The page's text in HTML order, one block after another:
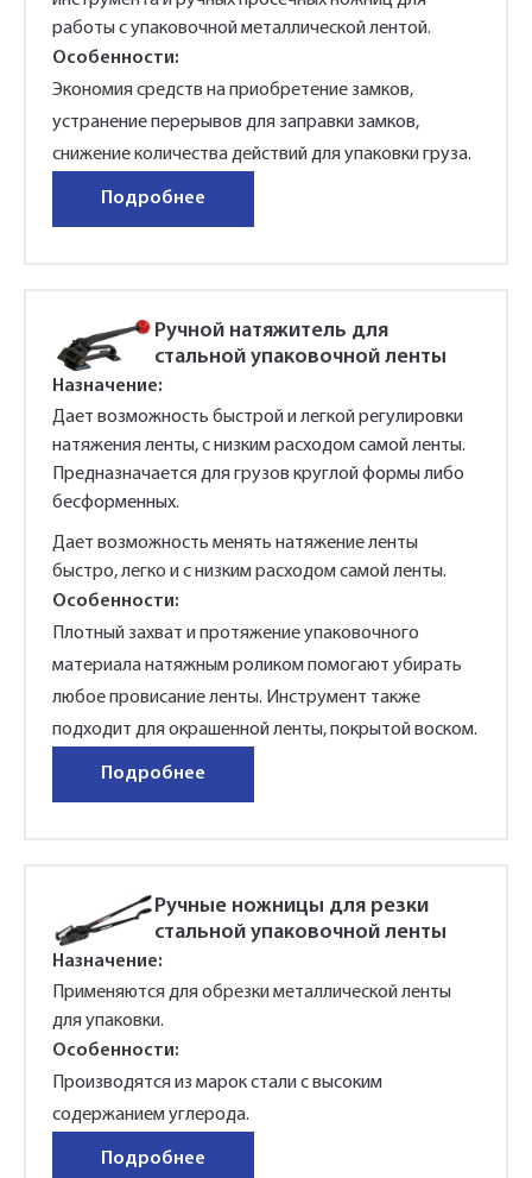
работы с упаковочной металлической лентой.
Особенности:
Экономия средств на приобретение замков,
устранение перерывов для заправки замков,
снижение количества действий для упаковки груза.
Подробнее
Ручной натяжитель для
стальной упаковочной ленты
Назначение:
Дает возможность быстрой и легкой регулировки
натяжения ленты, с низким расходом самой ленты.
Предназначается для грузов круглой формы либо
бесформенных.
Дает возможность менять натяжение ленты
быстро, легко и с низким расходом самой ленты.
Особенности:
Плотный захват и протяжение упаковочного
материала натяжным роликом помогают убирать
любое провисание ленты. Инструмент также
подходит для окрашенной ленты, покрытой воском.
Подробнее
Ручные ножницы для резки
стальной упаковочной ленты
Назначение:
Применяются для обрезки металлической ленты
для упаковки.
Особенности:
Производятся из марок стали с высоким
содержанием углерода.
Подробнее